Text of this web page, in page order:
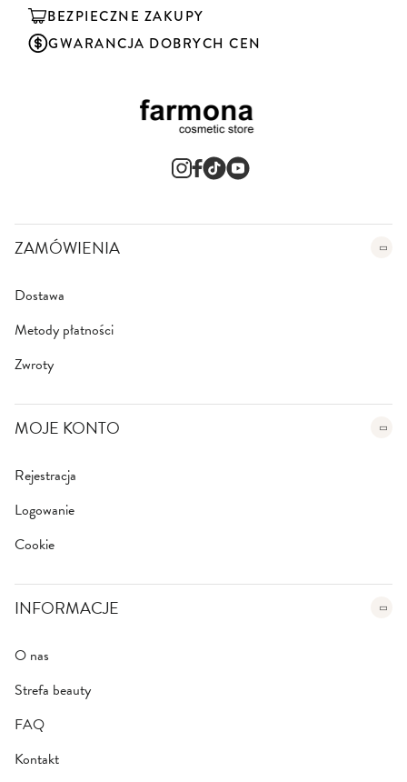
t
e
r
BEZPIECZNE ZAKUPY
GWARANCJA DOBRYCH CEN
ZAMÓWIENIA
Dostawa
Metody płatności
Zwroty
MOJE KONTO
Rejestracja
Logowanie
Cookie
INFORMACJE
O nas
Strefa beauty
FAQ
Kontakt